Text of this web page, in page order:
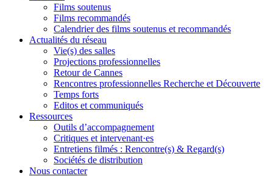
Films soutenus
Films recommandés
Calendrier des films soutenus et recommandés
Actualités du réseau
Vie(s) des salles
Projections professionnelles
Retour de Cannes
Rencontres professionnelles Recherche et Découverte
Temps forts
Editos et communiqués
Ressources
Outils d’accompagnement
Critiques et intervenant·es
Entretiens filmés : Rencontre(s) & Regard(s)
Sociétés de distribution
Nous contacter